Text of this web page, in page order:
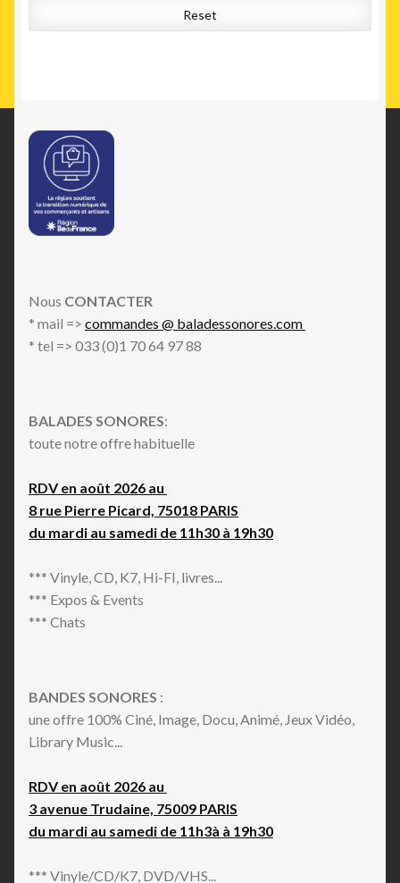
Reset
Nous CONTACTER
* mail => commandes @ baladessonores.com
* tel => 033 (0)1 70 64 97 88
BALADES SONORES:
toute notre offre habituelle
RDV en août 2026 au
8 rue Pierre Picard, 75018 PARIS
du mardi au samedi de 11h30 à 19h30
*** Vinyle, CD, K7, Hi-FI, livres...
*** Expos & Events
*** Chats
BANDES SONORES :
une offre 100% Ciné, Image, Docu, Animé, Jeux Vidéo,
Library Music...
RDV en août 2026 au
3 avenue Trudaine, 75009 PARIS
du mardi au samedi de 11h3à à 19h30
*** Vinyle/CD/K7, DVD/VHS...